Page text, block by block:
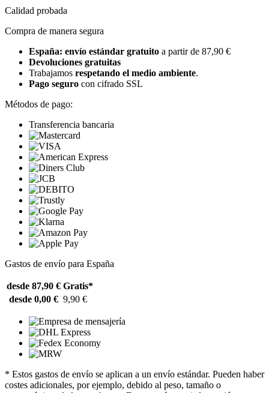
Calidad probada
Compra de manera segura
España: envío estándar gratuito a partir de 87,90 €
Devoluciones gratuitas
Trabajamos respetando el medio ambiente.
Pago seguro con cifrado SSL
Métodos de pago:
Transferencia bancaria
Gastos de envío para España
desde 87,90 € Gratis*
desde 0,00 € 9,90 €
* Estos gastos de envío se aplican a un envío estándar. Pueden haber
costes adicionales, por ejemplo, debido al peso, tamaño o